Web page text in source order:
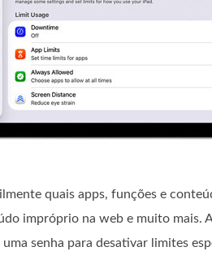
quais apps, funções e
impróprio na web e muito mais.
senha para desativar limites